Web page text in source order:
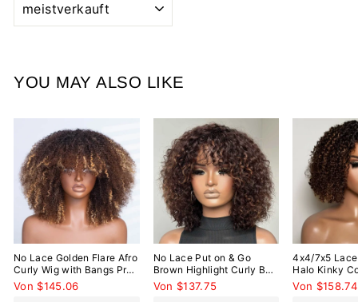
YOU MAY ALSO LIKE
No Lace Golden Flare Afro
Curly Wig with Bangs Pre-
Everything Wear Go
Glueless Wig
Von $145.06
No Lace Put on & Go
Brown Highlight Curly Bob
Wig With Bangs
Von $137.75
4x4/7x5
Halo Kinky
Everything
Glueless Wig
Von $158.74